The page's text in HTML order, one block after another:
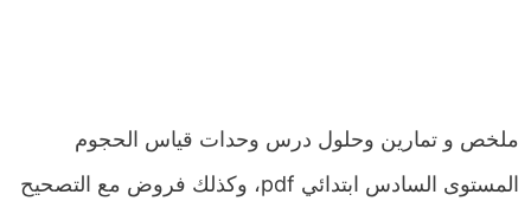
ملخص و تمارين وحلول درس وحدات قياس الحجوم
المستوى السادس ابتدائي pdf، وكذلك فروض مع التصحيح